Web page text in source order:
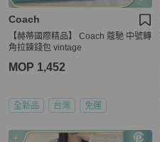
Coach
【赫蒂國際精品】 Coach 蔻馳 中號轉
角拉鍊錢包 vintage
MOP 1,452
全新品 台灣 免運